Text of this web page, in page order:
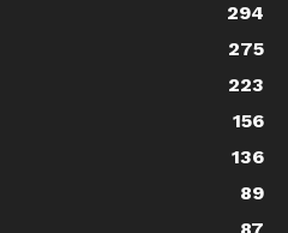
294
275
223
156
136
89